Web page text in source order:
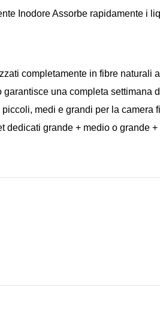
Inodore Assorbe rapidamente i
completamente in fibre naturali
una completa
medi e grandi per la
grande + medio o grande